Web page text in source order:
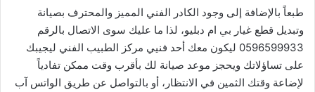
طبعاً بالإضافة إلى وجود الكادر الفني المميز والمحترف بصيانة
وتبديل قطع غيار بي ام دبليو، لذا ما عليك سوى الاتصال بالرقم
0596599933 ليكون معك أحد فنيي مركز الطبيب الفني ليجيبك
على تساؤلاتك ويحجز موعد صيانة لك بأقرب وقت ممكن تفادياً
لإضاعة وقتك الثمين في الانتظار، أو بالتواصل عن طريق الواتس آب